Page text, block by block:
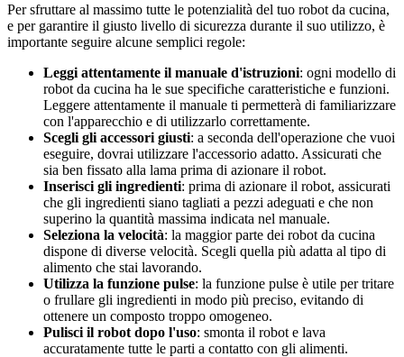
Per sfruttare al massimo tutte le potenzialità del tuo robot da cucina,
e per garantire il giusto livello di sicurezza durante il suo utilizzo, è
importante seguire alcune semplici regole:
Leggi attentamente il manuale d'istruzioni: ogni modello di
robot da cucina ha le sue specifiche caratteristiche e funzioni.
Leggere attentamente il manuale ti permetterà di familiarizzare
con l'apparecchio e di utilizzarlo correttamente.
Scegli gli accessori giusti: a seconda dell'operazione che vuoi
eseguire, dovrai utilizzare l'accessorio adatto. Assicurati che
sia ben fissato alla lama prima di azionare il robot.
Inserisci gli ingredienti: prima di azionare il robot, assicurati
che gli ingredienti siano tagliati a pezzi adeguati e che non
superino la quantità massima indicata nel manuale.
Seleziona la velocità: la maggior parte dei robot da cucina
dispone di diverse velocità. Scegli quella più adatta al tipo di
alimento che stai lavorando.
Utilizza la funzione pulse: la funzione pulse è utile per tritare
o frullare gli ingredienti in modo più preciso, evitando di
ottenere un composto troppo omogeneo.
Pulisci il robot dopo l'uso: smonta il robot e lava
accuratamente tutte le parti a contatto con gli alimenti.